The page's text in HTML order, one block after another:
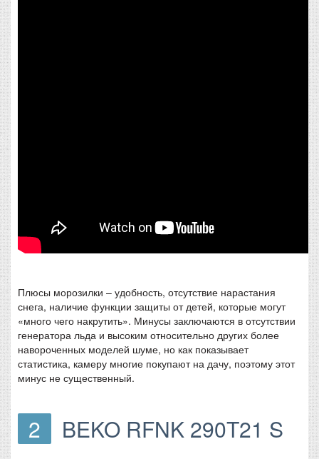
Плюсы морозилки – удобность, отсутствие нарастания
снега, наличие функции защиты от детей, которые могут
«много чего накрутить». Минусы заключаются в отсутствии
генератора льда и высоким относительно других более
навороченных моделей шуме, но как показывает
статистика, камеру многие покупают на дачу, поэтому этот
минус не существенный.
2 BEKO RFNK 290T21 S